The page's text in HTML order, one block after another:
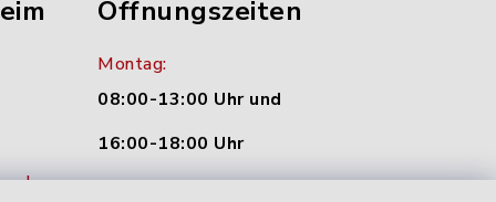
Öffnungszeiten
Montag:
08:00-13:00 Uhr und
16:00-18:00 Uhr